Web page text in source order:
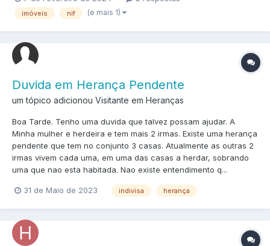
imóveis nif (e mais 1)
Duvida em Herança Pendente
um tópico adicionou Visitante em Heranças
Boa Tarde. Tenho uma duvida que talvez possam ajudar. A
Minha mulher e herdeira e tem mais 2 irmas. Existe uma herança
pendente que tem no conjunto 3 casas. Atualmente as outras 2
irmas vivem cada uma, em uma das casas a herdar, sobrando
uma que nao esta habitada. Nao existe entendimento q...
31 de Maio de 2023 indivisa herança